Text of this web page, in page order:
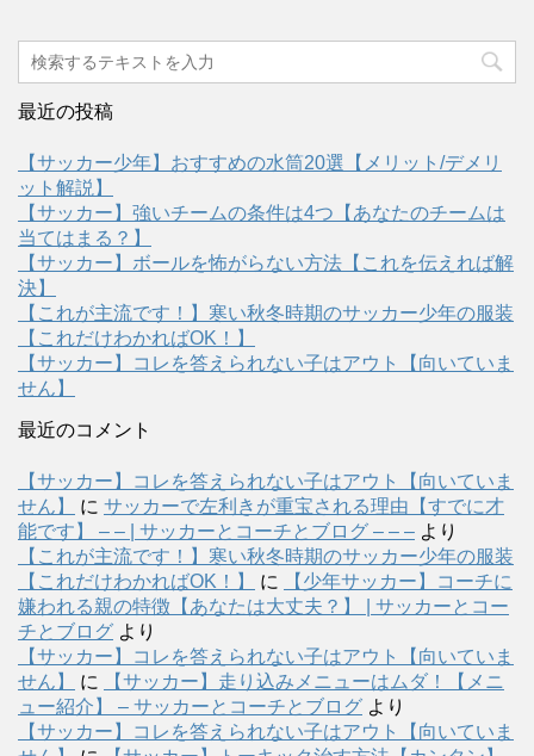
最近の投稿
【サッカー少年】おすすめの水筒20選【メリット/デメリ
ット解説】
【サッカー】強いチームの条件は4つ【あなたのチームは
当てはまる？】
【サッカー】ボールを怖がらない方法【これを伝えれば解
決】
【これが主流です！】寒い秋冬時期のサッカー少年の服装
【これだけわかればOK！】
【サッカー】コレを答えられない子はアウト【向いていま
せん】
最近のコメント
【サッカー】コレを答えられない子はアウト【向いていま
せん】
に サッカーで左利きが重宝される理由【すでに才
能です】 – – | サッカーとコーチとブログ – – – より
【これが主流です！】寒い秋冬時期のサッカー少年の服装
【これだけわかればOK！】
に
【少年サッカー】コーチに
嫌われる親の特徴【あなたは大丈夫？】 | サッカーとコー
チとブログ より
【サッカー】コレを答えられない子はアウト【向いていま
せん】
に
【サッカー】走り込みメニューはムダ！【メニ
ュー紹介】 – サッカーとコーチとブログ より
【サッカー】コレを答えられない子はアウト【向いていま